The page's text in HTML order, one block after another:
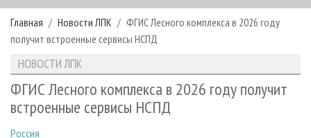
РУБРИКИ И ТЕМЫ
РУБРИКИ ЖУРНАЛА
ЛЕСОЗАГОТОВКА
ЛЕСОПИЛЕНИЕ
НОВОСТИ
НОВОСТИ ЛПК
НОВОСТИ ЖУРНАЛА
ПРОЕКТЫ ЛПИ
АНАЛИТИКА
ПРЕДПРИЯТИЯ ЛПК
АРХИВ
АРХИВ ЖУРНАЛОВ
О ЖУРНАЛЕ
РЕКЛАМОДАТЕЛЯМ
Главная Новости ЛПК
ФГИС Лесного комплекса в 2026 году
получит встроенные сервисы НСПД
НОВОСТИ ЛПК
ФГИС Лесного комплекса в 2026 году получит
встроенные сервисы НСПД
Россия